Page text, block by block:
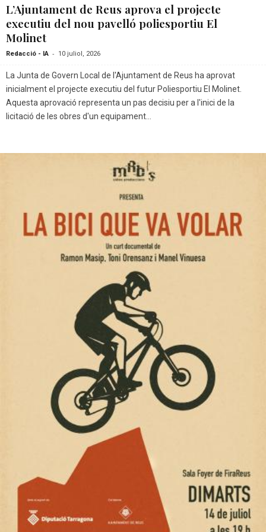
L’Ajuntament de Reus aprova el projecte
executiu del nou pavelló poliesportiu El
Molinet
Redacció - IA - 10 juliol, 2026
La Junta de Govern Local de l'Ajuntament de Reus ha aprovat
inicialment el projecte executiu del futur Poliesportiu El Molinet.
Aquesta aprovació representa un pas decisiu per a l'inici de la
licitació de les obres d'un equipament...